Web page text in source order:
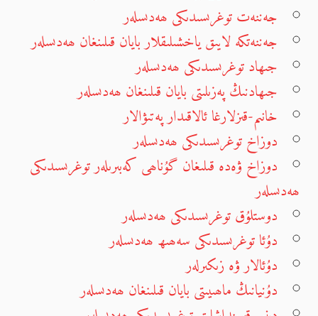
جەننەت توغرىسىدىكى ھەدىسلەر
جەننەتكە لايىق ياخشىلىقلار بايان قىلىنغان ھەدىسلەر
جىھاد توغرىسىدىكى ھەدىسلەر
جىھادنىڭ پەزىلىتى بايان قىلىنغان ھەدىسلەر
خانىم-قىزلارغا ئالاقىدار پەتىۋالار
دوزاخ توغرىسىدىكى ھەدىسلەر
دوزاخ ۋەدە قىلىغان گۇناھى كەبىرىلەر توغرىسىدىكى
ھەدىسلەر
دوستلۇق توغرىسىدىكى ھەدىسلەر
دۇئا توغرىسىدىكى سەھىھ ھەدىسلەر
دۇئالار ۋە زىكىرلەر
دۇنيانىڭ ماھىيىتى بايان قىلىنغان ھەدىسلەر